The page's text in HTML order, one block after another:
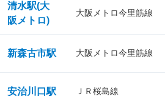
清水駅(大
阪メトロ)
大阪メトロ今里筋線
新森古市駅 大阪メトロ今里筋線
安治川口駅 ＪＲ桜島線